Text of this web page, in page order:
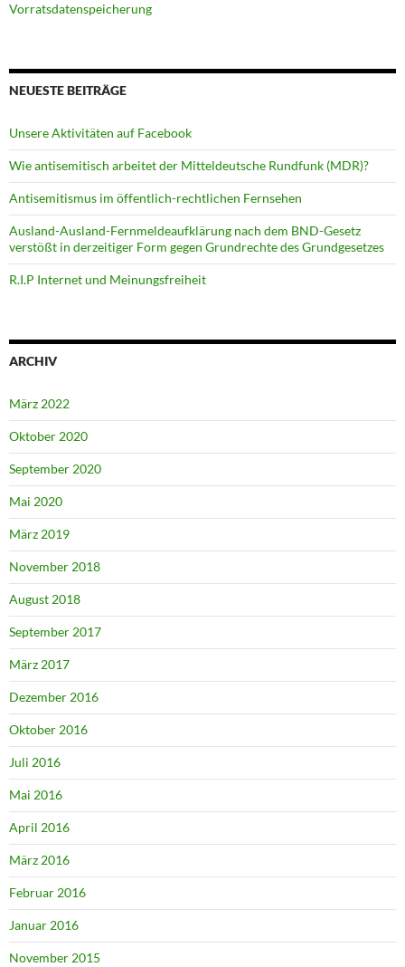
Vorratsdatenspeicherung
NEUESTE BEITRÄGE
Unsere Aktivitäten auf Facebook
Wie antisemitisch arbeitet der Mitteldeutsche Rundfunk (MDR)?
Antisemitismus im öffentlich-rechtlichen Fernsehen
Ausland-Ausland-Fernmeldeaufklärung nach dem BND-Gesetz
verstößt in derzeitiger Form gegen Grundrechte des Grundgesetzes
R.I.P Internet und Meinungsfreiheit
ARCHIV
März 2022
Oktober 2020
September 2020
Mai 2020
März 2019
November 2018
August 2018
September 2017
März 2017
Dezember 2016
Oktober 2016
Juli 2016
Mai 2016
April 2016
März 2016
Februar 2016
Januar 2016
November 2015